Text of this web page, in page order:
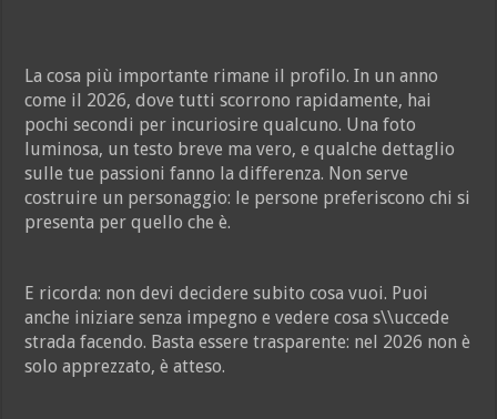
La cosa più importante rimane il profilo. In un anno
come il 2026, dove tutti scorrono rapidamente, hai
pochi secondi per incuriosire qualcuno. Una foto
luminosa, un testo breve ma vero, e qualche dettaglio
sulle tue passioni fanno la differenza. Non serve
costruire un personaggio: le persone preferiscono chi si
presenta per quello che è.
E ricorda: non devi decidere subito cosa vuoi. Puoi
anche iniziare senza impegno e vedere cosa s\\uccede
strada facendo. Basta essere trasparente: nel 2026 non è
solo apprezzato, è atteso.